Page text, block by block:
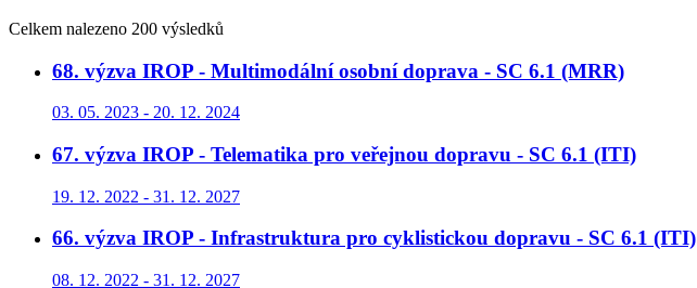
Celkem nalezeno 200 výsledků
68. výzva IROP - Multimodální osobní doprava - SC 6.1 (MRR)
03. 05. 2023 - 20. 12. 2024
67. výzva IROP - Telematika pro veřejnou dopravu - SC 6.1 (ITI)
19. 12. 2022 - 31. 12. 2027
66. výzva IROP - Infrastruktura pro cyklistickou dopravu - SC 6.1 (ITI)
08. 12. 2022 - 31. 12. 2027